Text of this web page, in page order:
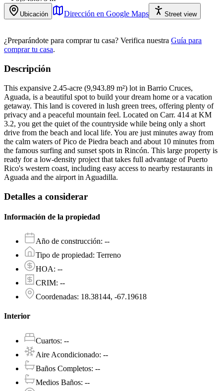
Ubicación Dirección en Google Maps Street view
¿Preparándote para comprar tu casa? Verifica nuestra Guía para
comprar tu casa.
Descripción
This expansive 2.45-acre (9,943.89 m²) lot in Barrio Cruces,
Aguada, is a beautiful spot to build your dream home or a vacation
getaway. This land is covered in lush green trees, offering plenty of
privacy and a peaceful mountain feel. Located on Carr. 414 at KM
3.2, you get the quiet of the countryside while being only a short
drive from the beach and local life. You are just minutes away from
the calm waters of Pico de Piedra beach and about 10 minutes from
the famous surfing and sunset spots in Rincón. This large property is
ready for a low-density project that takes full advantage of Puerto
Rico's western coast, including easy access to nearby restaurants in
Aguada and the airport in Aguadilla.
Detalles a considerar
Información de la propiedad
Año de construcción: --
Tipo de propiedad: Terreno
HOA: --
CRIM: --
Coordenadas: 18.38144, -67.19618
Interior
Cuartos: --
Aire Acondicionado: --
Baños Completos: --
Medios Baños: --